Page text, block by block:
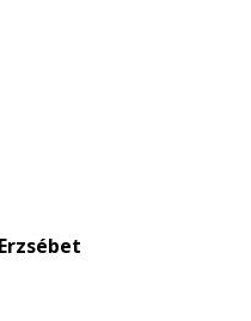
Erzsébet